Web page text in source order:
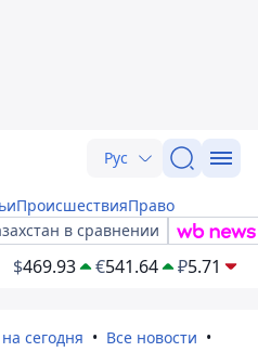
Рус
ПроисшествияПраво
в сравнении
$469.93 €541.64 ₽5.71
сегодня
Все новости